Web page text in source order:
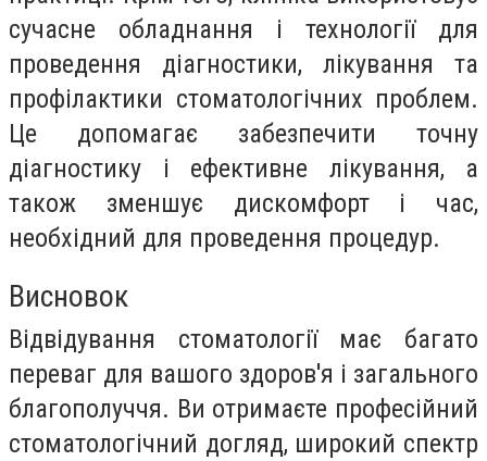
сучасне обладнання і технології для
проведення діагностики, лікування та
профілактики стоматологічних проблем.
Це допомагає забезпечити точну
діагностику і ефективне лікування, а
також зменшує дискомфорт і час,
необхідний для проведення процедур.
Висновок
Відвідування стоматології має багато
переваг для вашого здоров'я і загального
благополуччя. Ви отримаєте професійний
стоматологічний догляд, широкий спектр